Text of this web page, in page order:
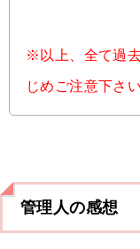
※以上、全て過
じめご注意下さい
管理人の感想